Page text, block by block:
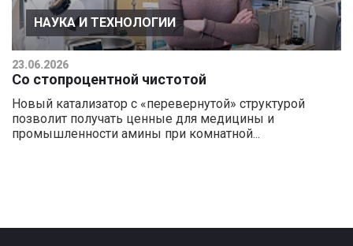
НАУКА И ТЕХНОЛОГИИ
23.06.2026
Со стопроцентной чистотой
Новый катализатор с «перевернутой» структурой
позволит получать ценные для медицины и
промышленности амины при комнатной...